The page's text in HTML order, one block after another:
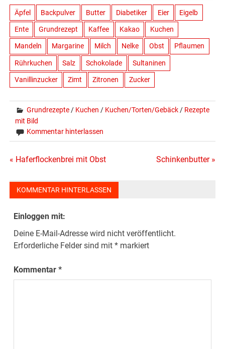
Äpfel Backpulver Butter Diabetiker Eier Eigelb
Ente Grundrezept Kaffee Kakao Kuchen
Mandeln Margarine Milch Nelke Obst Pflaumen
Rührkuchen Salz Schokolade Sultaninen
Vanillinzucker Zimt Zitronen Zucker
Grundrezepte/ Kuchen / Kuchen/Torten/Gebäck/ Rezepte
mit Bild
Kommentar hinterlassen
Beitragsnavigation
« Haferflockenbrei mit Obst Schinkenbutter »
KOMMENTAR HINTERLASSEN
Einloggen mit:
Deine E-Mail-Adresse wird nicht veröffentlicht.
Erforderliche Felder sind mit* markiert
Kommentar*